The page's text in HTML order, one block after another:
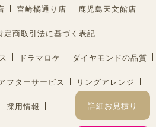
詳細お見積り
宮崎橘通り店 鹿児島天文館店
定商取引法に基づく表記
ドラマロケ ダイヤモンドの品質
フターサービス リングアレンジ
採用情報